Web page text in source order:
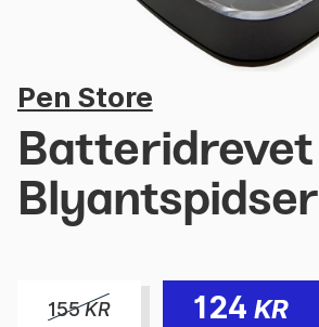
Pen Store
Batteridrevet
Blyantspidser
155KR 124 KR